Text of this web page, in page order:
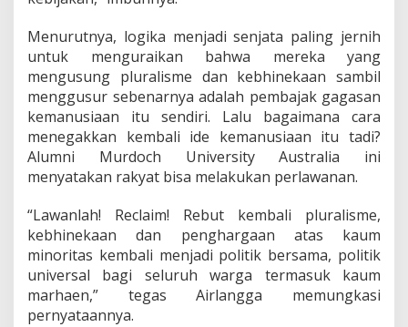
Menurutnya, logika menjadi senjata paling jernih
untuk menguraikan bahwa mereka yang
mengusung pluralisme dan kebhinekaan sambil
menggusur sebenarnya adalah pembajak gagasan
kemanusiaan itu sendiri. Lalu bagaimana cara
menegakkan kembali ide kemanusiaan itu tadi?
Alumni Murdoch University Australia ini
menyatakan rakyat bisa melakukan perlawanan.
“Lawanlah! Reclaim! Rebut kembali pluralisme,
kebhinekaan dan penghargaan atas kaum
minoritas kembali menjadi politik bersama, politik
universal bagi seluruh warga termasuk kaum
marhaen,” tegas Airlangga memungkasi
pernyataannya.